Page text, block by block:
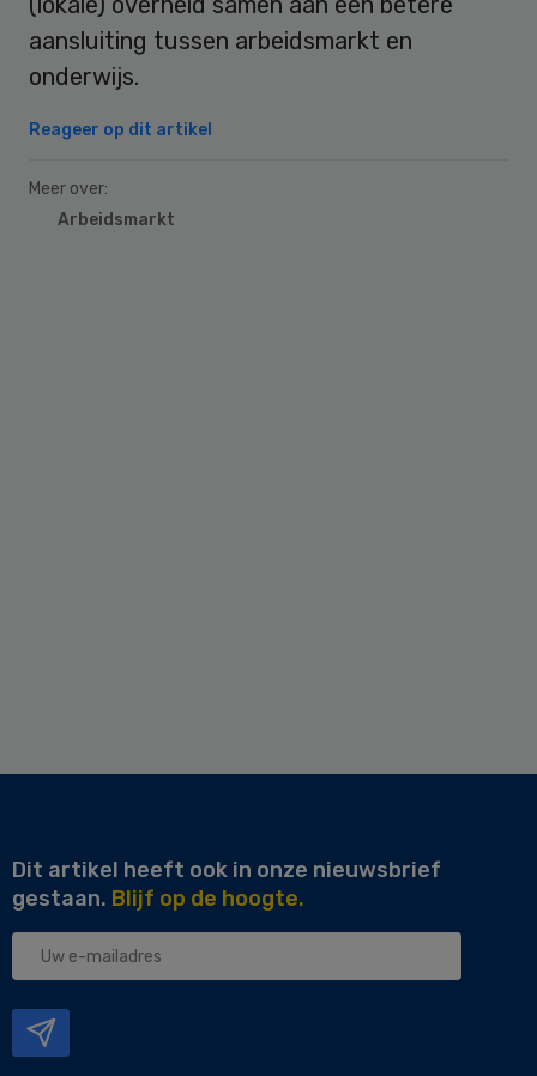
aansluiting tussen arbeidsmarkt en
onderwijs.
Reageer op dit artikel
Meer over:
Arbeidsmarkt
Dit artikel heeft ook in onze nieuwsbrief
gestaan. Blijf op de hoogte.
Uw